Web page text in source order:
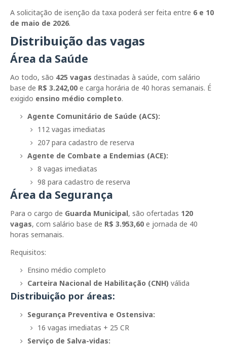
A solicitação de isenção da taxa poderá ser feita entre 6 e 10
de maio de 2026.
Distribuição das vagas
Área da Saúde
Ao todo, são 425 vagas destinadas à saúde, com salário
base de R$ 3.242,00 e carga horária de 40 horas semanais. É
exigido ensino médio completo.
Agente Comunitário de Saúde (ACS):
112 vagas imediatas
207 para cadastro de reserva
Agente de Combate a Endemias (ACE):
8 vagas imediatas
98 para cadastro de reserva
Área da Segurança
Para o cargo de Guarda Municipal, são ofertadas 120
vagas, com salário base de R$ 3.953,60 e jornada de 40
horas semanais.
Requisitos:
Ensino médio completo
Carteira Nacional de Habilitação (CNH) válida
Distribuição por áreas:
Segurança Preventiva e Ostensiva:
16 vagas imediatas + 25 CR
Serviço de Salva-vidas: